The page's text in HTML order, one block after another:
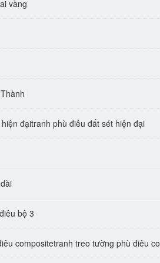
vàng
tranh phù điêu đất sét hiện đại
bộ 3
tranh treo tường phù điêu